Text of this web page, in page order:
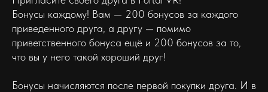
Бонусы каждому! Вам — 200 бонусов за каждого
приведенного друга, а другу — помимо
приветственного бонуса ещё и 200 бонусов за то,
что вы у него такой хороший друг!
Бонусы начисляются после первой покупки друга. И в